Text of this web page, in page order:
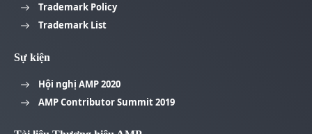
Trademark Policy
Trademark List
Sự kiện
Hội nghị AMP 2020
AMP Contributor Summit 2019